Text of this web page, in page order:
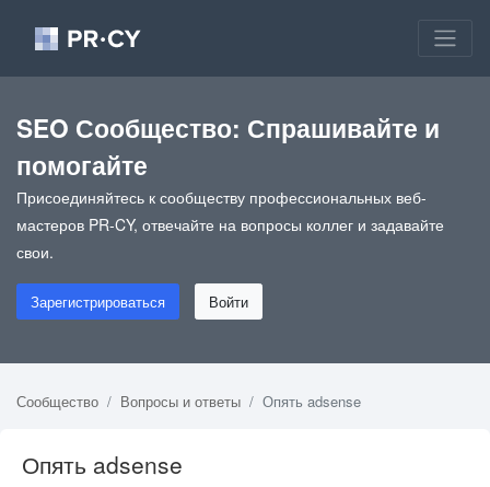
SEO Сообщество: Спрашивайте и
помогайте
Присоединяйтесь к сообществу профессиональных веб-
мастеров PR-CY, отвечайте на вопросы коллег и задавайте
свои.
Зарегистрироваться Войти
Сообщество Вопросы и ответы Опять adsense
Опять adsense